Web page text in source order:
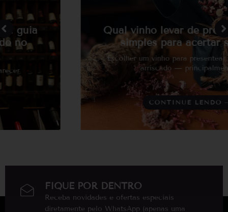
Qual vinho levar de presente? Guia
simples para acertar sempre
Escolher um vinho para presentear pode parecer
arriscado — principalmente…
CONTINUE LENDO
FIQUE POR DENTRO
Receba novidades e ofertas especiais
diretamente pelo WhatsApp (apenas uma